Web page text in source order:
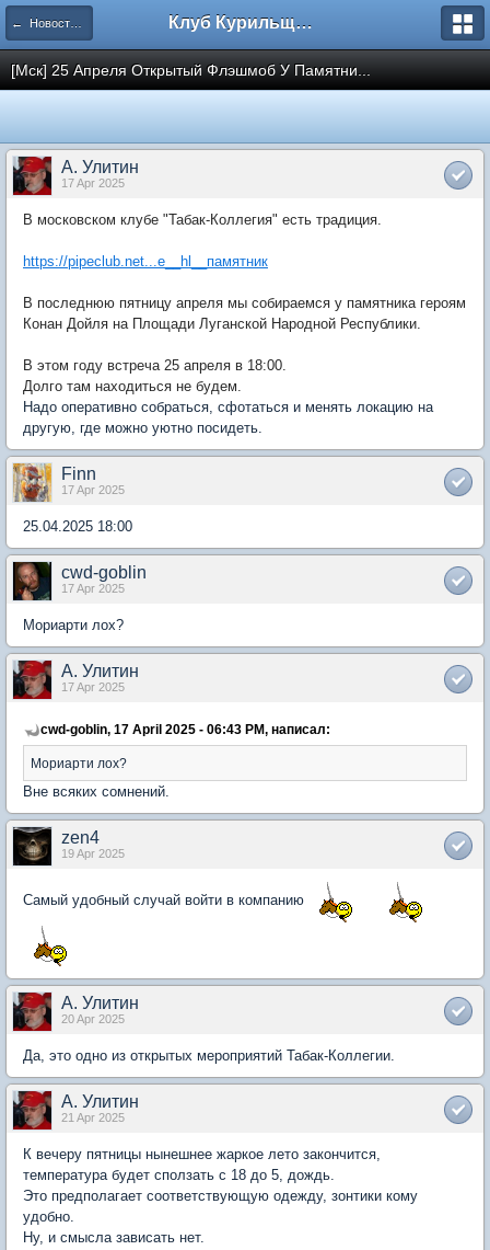
← Новости и объявления (ТК, Москва) Клуб Курильщиков Трубки
[Мск] 25 Апреля Открытый Флэшмоб У Памятни...
А. Улитин
17 Apr 2025
В московском клубе "Табак-Коллегия" есть традиция.
https://pipeclub.net...e__hl__памятник
В последнюю пятницу апреля мы собираемся у памятника героям
Конан Дойля на Площади Луганской Народной Республики.
В этом году встреча 25 апреля в 18:00.
Долго там находиться не будем.
Надо оперативно собраться, сфотаться и менять локацию на
другую, где можно уютно посидеть.
Finn
17 Apr 2025
25.04.2025 18:00
cwd-goblin
17 Apr 2025
Мориарти лох?
А. Улитин
17 Apr 2025
cwd-goblin, 17 April 2025 - 06:43 PM, написал:
Мориарти лох?
Вне всяких сомнений.
zen4
19 Apr 2025
Самый удобный случай войти в компанию
А. Улитин
20 Apr 2025
Да, это одно из открытых мероприятий Табак-Коллегии.
А. Улитин
21 Apr 2025
К вечеру пятницы нынешнее жаркое лето закончится,
температура будет сползать с 18 до 5, дождь.
Это предполагает соответствующую одежду, зонтики кому
удобно.
Ну, и смысла зависать нет.